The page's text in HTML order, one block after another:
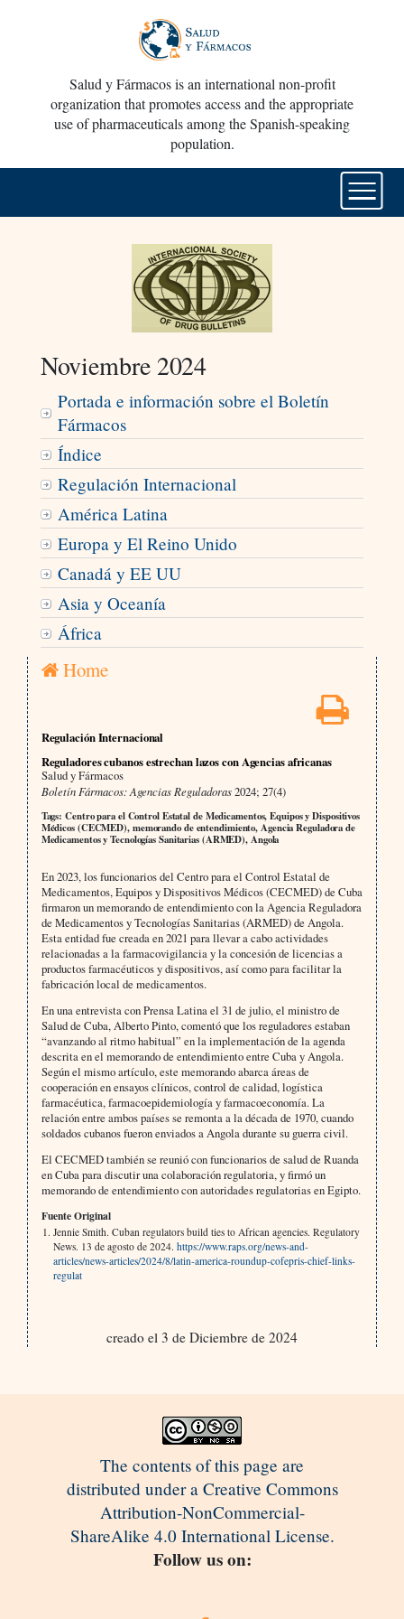
Salud y Fármacos is an international non-profit
organization that promotes access and the appropriate
use of pharmaceuticals among the Spanish-speaking
population.
Noviembre 2024
Portada e información sobre el Boletín
Fármacos
Índice
Regulación Internacional
América Latina
Europa y El Reino Unido
Canadá y EE UU
Asia y Oceanía
África
Home
Regulación Internacional
Reguladores cubanos estrechan lazos con Agencias africanas
Salud y Fármacos
Boletín Fármacos: Agencias Reguladoras2024; 27(4)
Tags: Centro para el Control Estatal de Medicamentos, Equipos y Dispositivos
Médicos (CECMED), memorando de entendimiento, Agencia Reguladora de
Medicamentos y Tecnologías Sanitarias (ARMED), Angola
En 2023, los funcionarios del Centro para el Control Estatal de
Medicamentos, Equipos y Dispositivos Médicos (CECMED) de Cuba
firmaron un memorando de entendimiento con la Agencia Reguladora
de Medicamentos y Tecnologías Sanitarias (ARMED) de Angola.
Esta entidad fue creada en 2021 para llevar a cabo actividades
relacionadas a la farmacovigilancia y la concesión de licencias a
productos farmacéuticos y dispositivos, así como para facilitar la
fabricación local de medicamentos.
En una entrevista con Prensa Latina el 31 de julio, el ministro de
Salud de Cuba, Alberto Pinto, comentó que los reguladores estaban
“avanzando al ritmo habitual” en la implementación de la agenda
descrita en el memorando de entendimiento entre Cuba y Angola.
Según el mismo artículo, este memorando abarca áreas de
cooperación en ensayos clínicos, control de calidad, logística
farmacéutica, farmacoepidemiología y farmacoeconomía. La
relación entre ambos países se remonta a la década de 1970, cuando
soldados cubanos fueron enviados a Angola durante su guerra civil.
El CECMED también se reunió con funcionarios de salud de Ruanda
en Cuba para discutir una colaboración regulatoria, y firmó un
memorando de entendimiento con autoridades regulatorias en Egipto.
Fuente Original
Jennie Smith. Cuban regulators build ties to African agencies. Regulatory
News. 13 de agosto de 2024. https://www.raps.org/news-and-
articles/news-articles/2024/8/latin-america-roundup-cofepris-chief-links-
regulat
creado el 3 de Diciembre de 2024
The contents of this page are
distributed under a Creative Commons
Attribution-NonCommercial-
ShareAlike 4.0 International License.
Follow us on: